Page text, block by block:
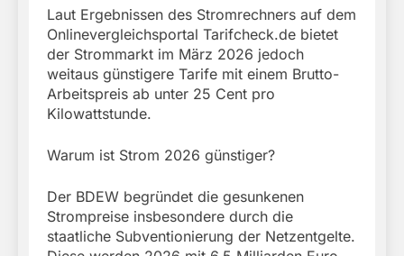
Laut Ergebnissen des Stromrechners auf dem
Onlinevergleichsportal Tarifcheck.de bietet
der Strommarkt im März 2026 jedoch
weitaus günstigere Tarife mit einem Brutto-
Arbeitspreis ab unter 25 Cent pro
Kilowattstunde.
Warum ist Strom 2026 günstiger?
Der BDEW begründet die gesunkenen
Strompreise insbesondere durch die
staatliche Subventionierung der Netzentgelte.